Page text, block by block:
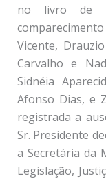
no livro de
Vicente,
Carvalho e
Sidnéia
Afonso Dias, e
registrada a
Sr. Presidente
a Secretária da
Legislação,